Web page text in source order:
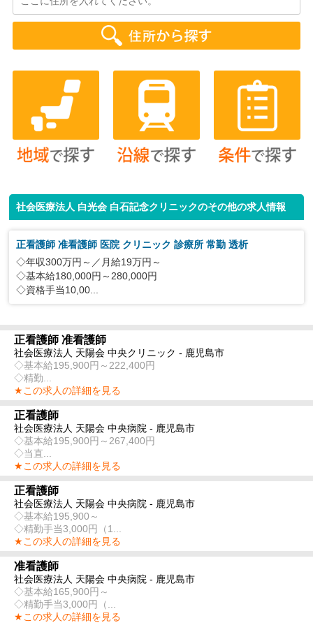
社会医療法人 白光会 白石記念クリニックのその他の求人情報
正看護師 准看護師 医院 クリニック 診療所 常勤 透析
◇年収300万円～／月給19万円～
◇基本給180,000円～280,000円
◇資格手当10,00...
正看護師 准看護師
社会医療法人 天陽会 中央クリニック - 鹿児島市
◇基本給195,900円～222,400円
◇精勤...
★この求人の詳細を見る
正看護師
社会医療法人 天陽会 中央病院 - 鹿児島市
◇基本給195,900円～267,400円
◇当直...
★この求人の詳細を見る
正看護師
社会医療法人 天陽会 中央病院 - 鹿児島市
◇基本給195,900～
◇精勤手当3,000円（1...
★この求人の詳細を見る
准看護師
社会医療法人 天陽会 中央病院 - 鹿児島市
◇基本給165,900円～
◇精勤手当3,000円（...
★この求人の詳細を見る